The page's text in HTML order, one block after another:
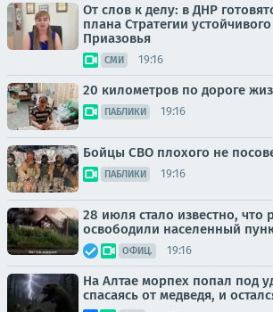
От слов к делу: в ДНР
плана Стратегии
Приазовья
СМИ 19:16
20 километров по дороге
ПАБЛИКИ 19:16
Бойцы СВО плохого не
ПАБЛИКИ 19:16
28 июля стало известно, что
освободили населенный
ОФИЦ. 19:16
На Алтае морпех попал под
спасаясь от медведя, и